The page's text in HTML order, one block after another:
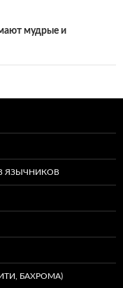
мудрые и
ЯЗЫЧНИКОВ
БАХРОМА)